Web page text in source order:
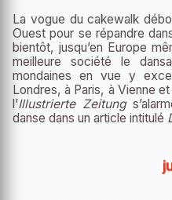
La vogue du cakewalk
Ouest pour se répandre
bientôt, jusqu’en Europe
meilleure société le
mondaines en vue y
Londres, à Paris, à Vienne
l’Illustrierte Zeitung
danse dans un article intitulé